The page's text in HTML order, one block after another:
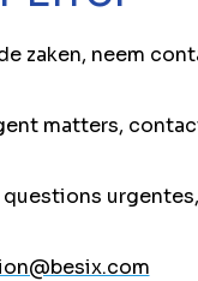
zaken, neem
matters,